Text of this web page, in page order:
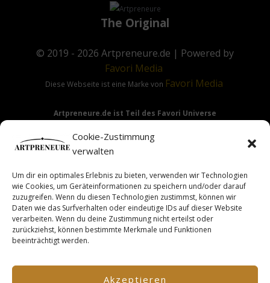
Cookie-Zustimmung
verwalten
Um dir ein optimales Erlebnis zu bieten, verwenden wir Technologien
wie Cookies, um Geräteinformationen zu speichern und/oder darauf
zuzugreifen. Wenn du diesen Technologien zustimmst, können wir
Daten wie das Surfverhalten oder eindeutige IDs auf dieser Website
verarbeiten. Wenn du deine Zustimmung nicht erteilst oder
zurückziehst, können bestimmte Merkmale und Funktionen
beeinträchtigt werden.
Akzeptieren
The Original
© 2019 - 2026 Artpreneure.de | Powered by
Favori Media
Diese Webseite ist eine Marke von Favori Media
Artpreneure.de ist Teil des Favori Universe
Hinweis:Die Angebote & Inhalte dieser Seite richten sich
ausdrücklich nur an Gewerbetreibende & Unternehmer im
Sinne des §14 BGB.
Facebook TM Inc. Additionally, this site is NOT endorsed by